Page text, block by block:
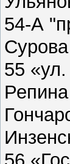
54-А
55